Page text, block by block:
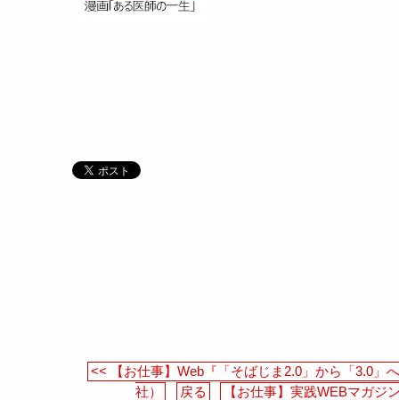
<< 【お仕事】Web『「そばじま2.0」から「3.0」
社）
戻る 【お仕事】実践WEBマガジ